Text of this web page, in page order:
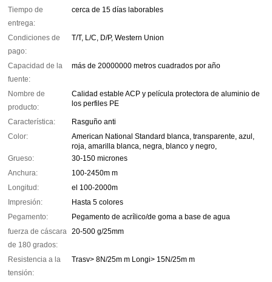
Tiempo de
entrega:
cerca de 15 días laborables
Condiciones de
pago:
T/T, L/C, D/P, Western Union
Capacidad de la
fuente:
más de 20000000 metros cuadrados por año
Nombre de
producto:
Calidad estable ACP y película protectora de aluminio de
los perfiles PE
Característica:
Rasguño anti
Color:
American National Standard blanca, transparente, azul,
roja, amarilla blanca, negra, blanco y negro,
Grueso:
30-150 micrones
Anchura:
100-2450m m
Longitud:
el 100-2000m
Impresión:
Hasta 5 colores
Pegamento:
Pegamento de acrílico/de goma a base de agua
fuerza de cáscara
de 180 grados:
20-500 g/25mm
Resistencia a la
tensión:
Trasv> 8N/25m m Longi> 15N/25m m